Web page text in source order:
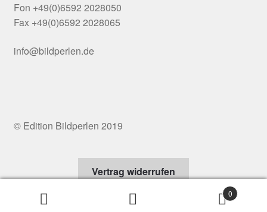
Fon +49(0)6592 2028050
Fax +49(0)6592 2028065
info@bildperlen.de
© Edition Bildperlen 2019
Vertrag widerrufen
0